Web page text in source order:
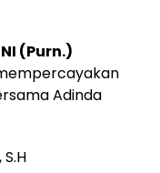
(Purn.)
Adinda